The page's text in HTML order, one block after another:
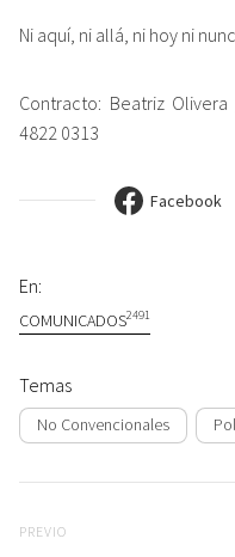
Ni aquí, ni allá, ni hoy ni
Contracto: Beatriz Olivera
4822 0313
Facebook
En:
COMUNICADOS2491
Temas
No Convencionales
Previo
PREVIO